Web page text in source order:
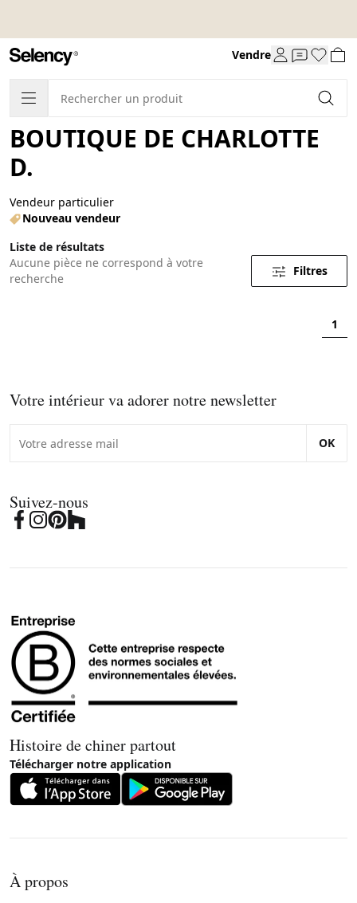
Vendre
BOUTIQUE DE CHARLOTTE
D.
Vendeur particulier
Nouveau vendeur
Liste de résultats
Aucune pièce ne correspond à votre
recherche
Filtres
1
Votre intérieur va adorer notre newsletter
OK
Suivez-nous
Histoire de chiner partout
Télécharger notre application
À propos